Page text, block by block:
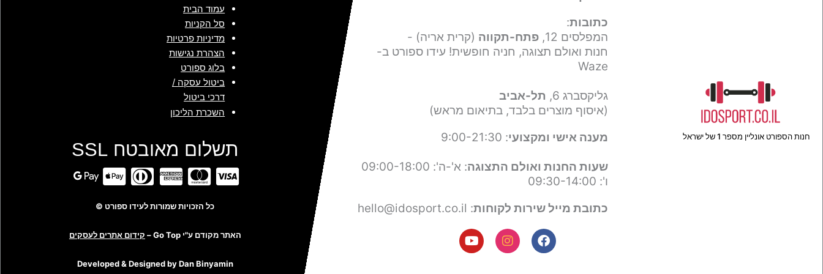
חנות הספורט אונליין מספר 1 של ישראל
כתובות:
המפלסים 12,
פתח-תקווה (קרית אריה) -
חנות ואולם תצוגה, חניה חופשית! עידו ספורט ב-
Waze
גליקסברג 6,
תל-אביב
(איסוף מוצרים בלבד, בתיאום מראש)
מענה אישי ומקצועי: 9:00-21:30
שעות החנות ואולם התצוגה: א'-ה': 09:00-18:00
ו': 09:30-14:00
כתובת מייל שירות לקוחות: hello@idosport.co.il
F
a
I
n
Y
o
עמוד הבית
סל הקניות
מדיניות פרטיות
הצהרת נגישות
בלוג ספורט
ביטול עסקה /
דרכי ביטול
השכרת הליכון
תשלום מאובטח SSL
כל הזכויות שמורות לעידו ספורט ©
האתר מקודם ע"י Go Top – קידום אתרים לעסקים
Developed & Designed by Dan Binyamin